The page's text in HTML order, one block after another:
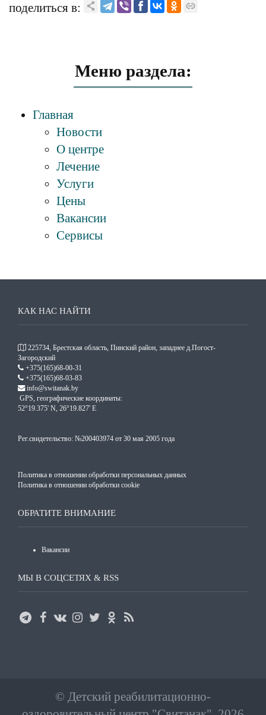
поделиться в:
Меню раздела:
Главная
Новости
О центре
Лечение
Услуги
Цены
Вакансии
Сервисы
КАК НАС НАЙТИ
225734, Брестская область, Пинский район, западнее д.Погост-
Загородский
+375(165)68-00-31
+375(165)68-03-83
info@switanak.by
GPS, географические координаты:
52°19.375' N, 26°19.827' E
Рег.свидетельство: №200403974 от 30 мая 2005 года
Политика в отношении обработки персональных данных
Политика в отношении обработки cookie
ОБРАТИТЕ ВНИМАНИЕ
Вакансии
МЫ В СОЦСЕТЯХ & RSS
© Детский реабилитационно-